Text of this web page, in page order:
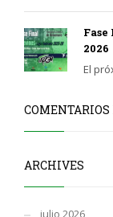
2026
El
ARCHIVES
julio 2026